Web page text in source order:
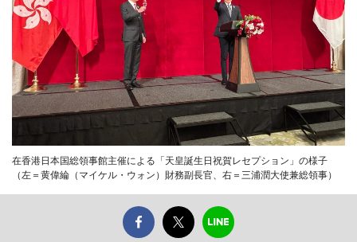
在香港日本国総領事館主催による「天皇誕生日祝賀レセプション」の様子
（左＝黄偉綸（マイケル・ウォン）財務副長官、右＝三浦潤大使兼総領事）